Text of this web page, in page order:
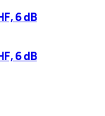
6 dB
6 dB